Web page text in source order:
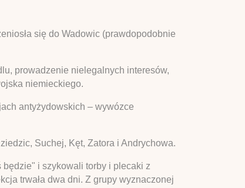
się do Wadowic (prawdopodobnie
prowadzenie nielegalnych interesów,
niemieckiego.
antyżydowskich – wywózce
Suchej, Kęt, Zatora i Andrychowa.
będzie" i szykowali torby i plecaki z
trwała dwa dni. Z grupy wyznaczonej